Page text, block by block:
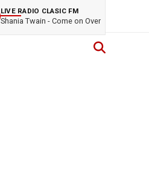
LIVE RADIO CLASIC FM
Shania Twain - Come on Over